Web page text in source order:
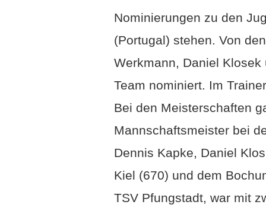
Nominierungen zu den
(Portugal) stehen. Von
Werkmann, Daniel
Team nominiert. Im
Bei den Meisterschaften
Mannschaftsmeister bei
Dennis Kapke, Daniel
Kiel (670) und dem
TSV Pfungstadt, war mit